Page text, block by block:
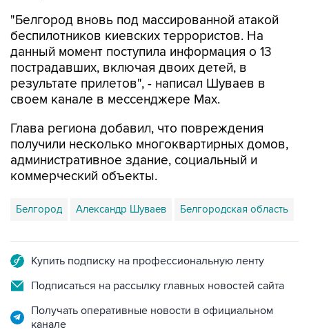
"Белгород вновь под массированной атакой
беспилотников киевских террористов. На
данный момент поступила информация о 13
пострадавших, включая двоих детей, в
результате прилетов", - написал Шуваев в
своем канале в мессенджере Max.
Глава региона добавил, что повреждения
получили несколько многоквартирных домов,
административное здание, социальный и
коммерческий объекты.
Белгород Александр Шуваев Белгородская область
Купить подписку на профессиональную ленту
Подписаться на рассылку главных новостей сайта
Получать оперативные новости в официальном
канале